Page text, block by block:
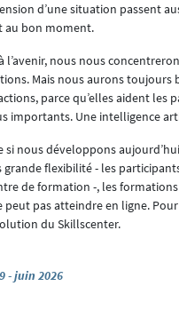
d’une situation passent
au bon moment.
l’avenir, nous nous
Mais nous aurons
parce qu’elles aident
importants. Une intelligence
si nous développons
flexibilité - les
de formation -, les
peut pas atteindre en ligne.
du Skillscenter.
- juin 2026